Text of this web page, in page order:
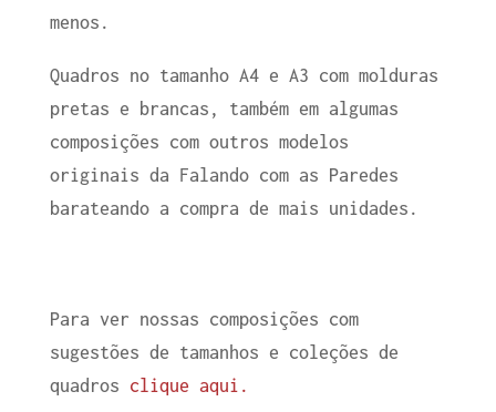
menos.
Quadros no tamanho A4 e A3 com molduras
pretas e brancas, também em algumas
composições com outros modelos
originais da Falando com as Paredes
barateando a compra de mais unidades.
Para ver nossas composições com
sugestões de tamanhos e coleções de
quadros clique aqui.